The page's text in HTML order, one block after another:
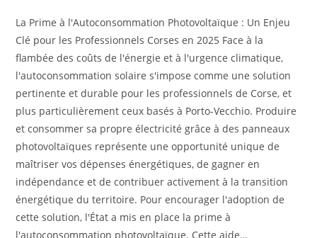
La Prime à l'Autoconsommation Photovoltaïque : Un Enjeu
Clé pour les Professionnels Corses en 2025 Face à la
flambée des coûts de l'énergie et à l'urgence climatique,
l'autoconsommation solaire s'impose comme une solution
pertinente et durable pour les professionnels de Corse, et
plus particulièrement ceux basés à Porto-Vecchio. Produire
et consommer sa propre électricité grâce à des panneaux
photovoltaïques représente une opportunité unique de
maîtriser vos dépenses énergétiques, de gagner en
indépendance et de contribuer activement à la transition
énergétique du territoire. Pour encourager l'adoption de
cette solution, l'État a mis en place la prime à
l'autoconsommation photovoltaïque. Cette aide…